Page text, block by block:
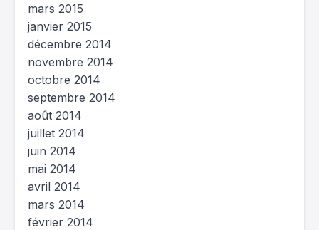
mars 2015
janvier 2015
décembre 2014
novembre 2014
octobre 2014
septembre 2014
août 2014
juillet 2014
juin 2014
mai 2014
avril 2014
mars 2014
février 2014